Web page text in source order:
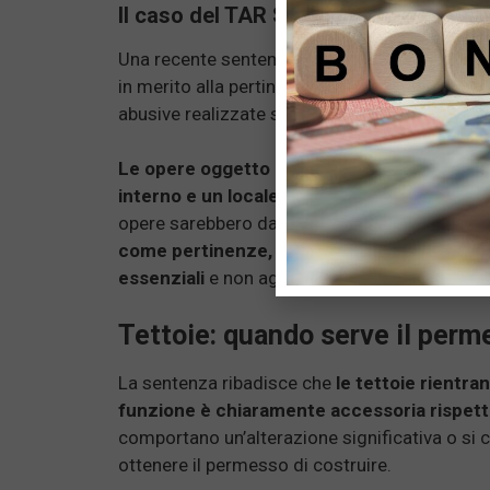
Il caso del TAR Sicilia
Una recente sentenza del TAR Sicilia, la n.
in merito alla pertinenza urbanistica. Il
abusive realizzate senza il permesso di
Le opere oggetto dell’ordinanza
interno e un locale garage. Tuttavia, i
opere sarebbero da considerare pertinenze
come pertinenze, le opere non devono
essenziali e non aggiungere un ulteriore
Tettoie: quando serve il
La sentenza ribadisce che le tettoie
funzione è chiaramente accessoria
comportano un’alterazione significativa o si
ottenere il permesso di costruire.